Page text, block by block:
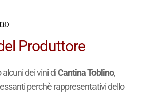
Produttore
dei vini diCantina Toblino,
perchè rappresentativi dello